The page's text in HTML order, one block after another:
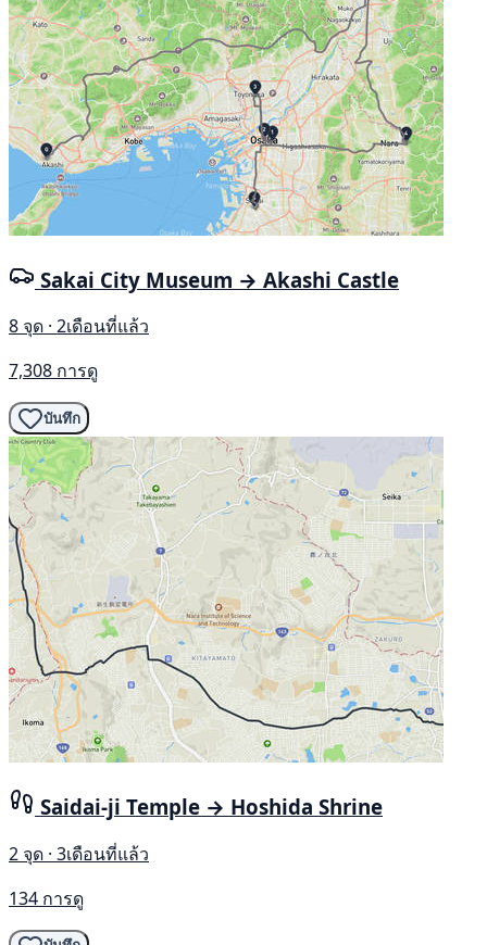
Sakai City Museum → Akashi Castle
8 จุด · 2เดือนที่แล้ว
7,308 การดู
บันทึก
Saidai-ji Temple → Hoshida Shrine
2 จุด · 3เดือนที่แล้ว
134 การดู